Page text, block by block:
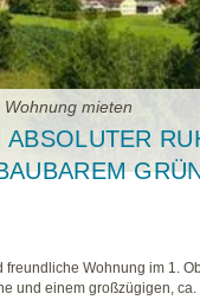
mieten
freundliche Wohnung im 1.
und einem großzügigen, ca.